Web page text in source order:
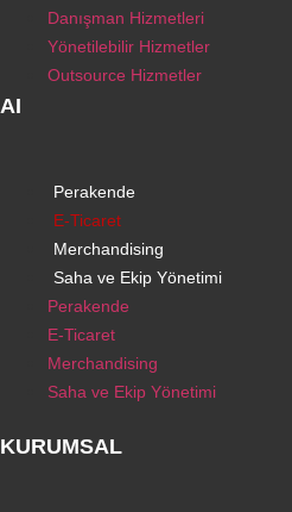
Danışman Hizmetleri
Yönetilebilir Hizmetler
Outsource Hizmetler
AI
Perakende
E-Ticaret
Merchandising
Saha ve Ekip Yönetimi
Perakende
E-Ticaret
Merchandising
Saha ve Ekip Yönetimi
KURUMSAL